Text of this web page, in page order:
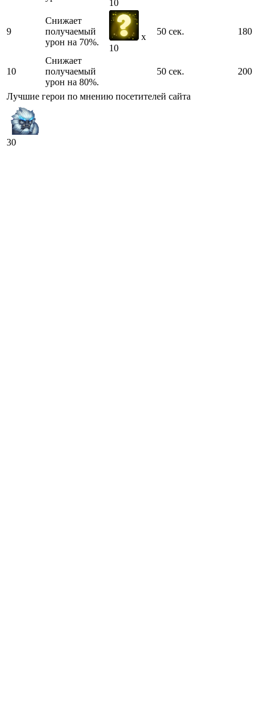
10
9
Снижает
получаемый
урон на 70%.
x
10
50 сек. 180
10
Снижает
получаемый
урон на 80%.
50 сек. 200
Лучшие герои по мнению посетителей сайта
30